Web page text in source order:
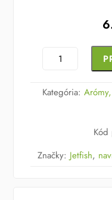
množstvo
SWEET
VODNÍ
Kategória:
Kód
Značky: Jetfish,